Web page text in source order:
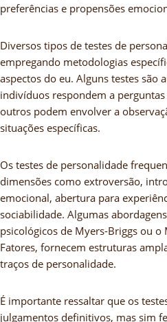
preferências e propensões
Diversos tipos de testes de
empregando metodologias
aspectos do eu. Alguns testes são
indivíduos respondem a
outros podem envolver a
situações específicas.
Os testes de personalidade
dimensões como extroversão,
emocional, abertura para
sociabilidade. Algumas
psicológicos de Myers-Briggs ou o
Fatores, fornecem estruturas
traços de personalidade.
É importante ressaltar que os
julgamentos definitivos, mas sim